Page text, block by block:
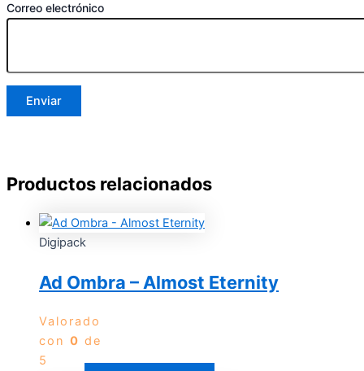
Correo electrónico
Productos relacionados
Digipack
Ad Ombra – Almost Eternity
Valorado
con 0 de
5